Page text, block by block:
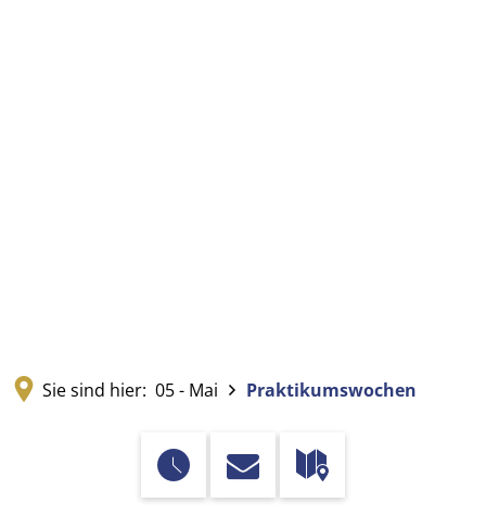
Sie sind hier: 05 - Mai Praktikumswochen